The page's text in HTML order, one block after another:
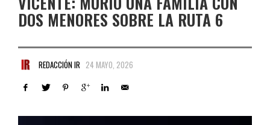
DOS MENORES SOBRE LA RUTA 6
REDACCIÓN IR 24 MAYO, 2026